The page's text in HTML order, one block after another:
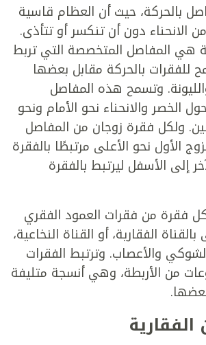
بالحركة، حيث أن العظام قاسية
الانحناء دون أن تنكسر أو تتأذى.
هي المفاصل المتخصصة التي تربط
للفقرات بالحركة مقابل بعضها
وتسمح هذه المفاصل
الخصر والانحناء نحو الأمام ونحو
ولكل فقرة زوجان من المفاصل
الأول نحو الأعلى مرتبطًا بالفقرة
إلى الأسفل ليرتبط بالفقرة
فقرة من فقرات العمود الفقري
الفقارية، أو القناة النخاعية،
والأعصاب. وترتبط الفقرات
من الأربطة، وهي أنسجة متليفة